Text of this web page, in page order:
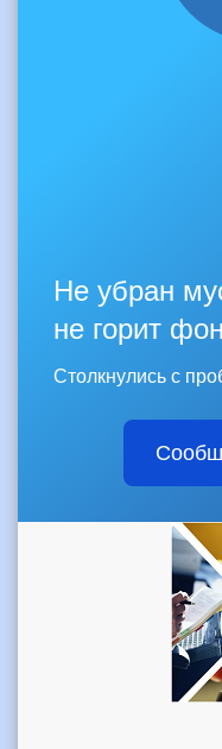
Не убран
не горит
Столкнулись с